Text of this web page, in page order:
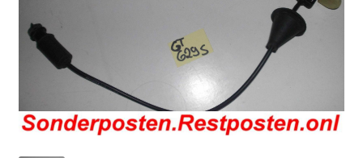
Mein Konto
Warenkorb